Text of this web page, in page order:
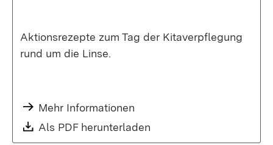
Aktionsrezepte zum Tag der Kitaverpflegung
rund um die Linse.
Mehr Informationen
Als PDF herunterladen